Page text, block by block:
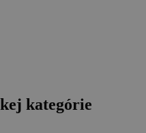
kategórie